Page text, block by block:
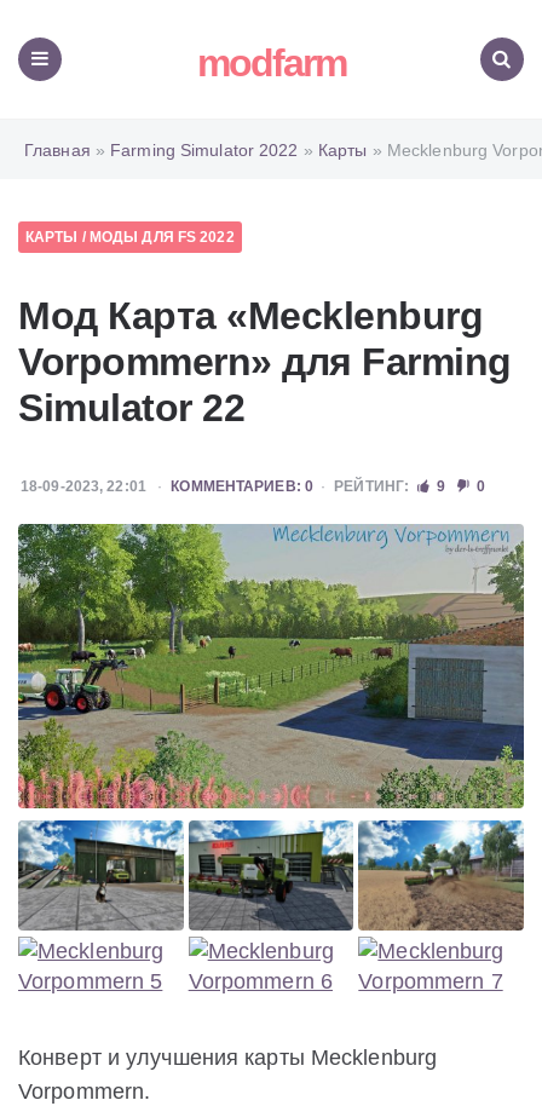
modfarm
Главная » Farming Simulator 2022 » Карты » Mecklenburg
КАРТЫ / МОДЫ ДЛЯ FS 2022
Мод Карта «Mecklenburg
Vorpommern» для Farming
Simulator 22
18-09-2023, 22:01 КОММЕНТАРИЕВ: 0 РЕЙТИНГ: 9 0
Конверт и улучшения карты Mecklenburg
Vorpommern.